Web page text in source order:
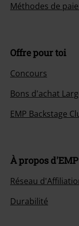
Méthodes de
Offre pour toi
Concours
Bons d'achat
EMP Backstage
À propos d'EMP
Réseau
Durabilité